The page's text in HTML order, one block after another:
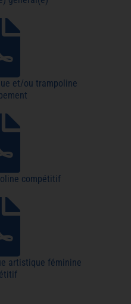
et/ou trampoline
compétitif
artistique féminine